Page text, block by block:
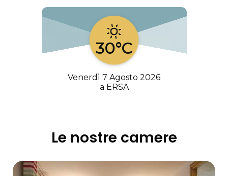
30°C
Venerdì 7 Agosto 2026
a ERSA
Le nostre camere